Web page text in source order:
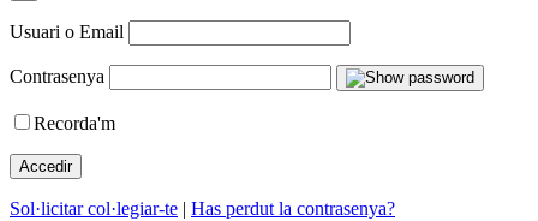
Usuari o Email
Contrasenya
Recorda'm
Sol·licitar col·legiar-te | Has perdut la contrasenya?